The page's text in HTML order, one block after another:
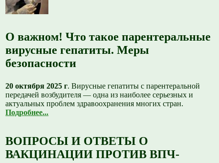
О важном! Что такое парентеральные
вирусные гепатиты. Меры
безопасности
20 октября 2025 г. Вирусные гепатиты с парентеральной
передачей возбудителя — одна из наиболее серьезных и
актуальных проблем здравоохранения многих стран.
Подробнее...
ВОПРОСЫ И ОТВЕТЫ О
ВАКЦИНАЦИИ ПРОТИВ ВПЧ-